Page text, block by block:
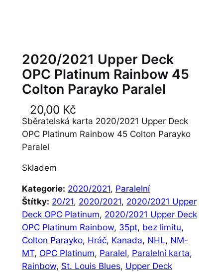
2020/2021 Upper Deck
OPC Platinum Rainbow 45
Colton Parayko Paralel
20,00 Kč
Sběratelská karta 2020/2021 Upper Deck
OPC Platinum Rainbow 45 Colton Parayko
Paralel
Skladem
Kategorie: 2020/2021, Paralelní
Štítky: 20/21, 2020/2021, 2020/2021 Upper
Deck OPC Platinum, 2020/2021 Upper Deck
OPC Platinum Rainbow, 35pt, bez limitu
Colton Parayko, Hráč, Kanada, NHL, NM-
MT, OPC Platinum, Paralel, Paralelní karta
Rainbow, St. Louis Blues, Upper Deck